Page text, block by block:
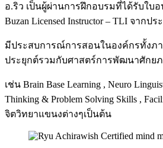
อ.ริว เป็นผู้ผ่านการฝึกอบรมที่ได้รับใบ
Buzan Licensed Instructor – TLI จาก
มีประสบการณ์การสอนในองค์กรทั้งภา
ประยุกต์รวมกับศาสตร์การพัฒนาศักย
เช่น Brain Base Learning , Neuro
Thinking & Problem Solving Skills ,
จิตวิทยาแขนงต่างๆเป็นต้น